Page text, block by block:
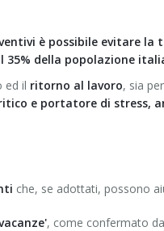
è possibile evitare
35% della popolazione
ed il ritorno al lavoro, sia
e portatore di stress,
che, se adottati, possono
, come confermato